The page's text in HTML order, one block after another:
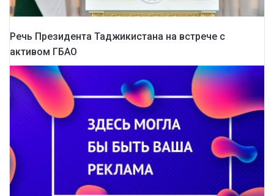
Речь Президента Таджикистана на встрече с
активом ГБАО